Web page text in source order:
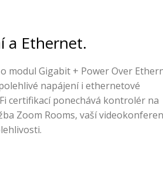
a Ethernet.
modul Gigabit + Power Over
napájení i ethernetové
certifikací ponechává kontrolér na
Zoom Rooms, vaší